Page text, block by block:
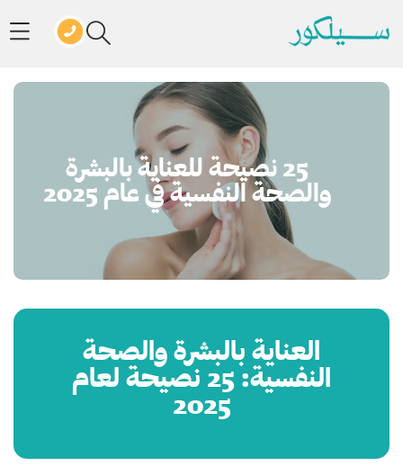
25 نصيحة للعناية بالبشرة
والصحة النفسية في عام 2025
العناية بالبشرة والصحة
النفسية: 25 نصيحة لعام
2025